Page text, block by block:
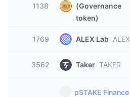
1138
(Governance
token)
1769 ALEX Lab ALEX
3562 Taker TAKER
pSTAKE Finance